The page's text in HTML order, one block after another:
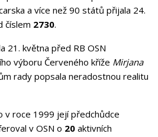
a více než 90 států přijala 24.
číslem 2730.
21. května před RB OSN
výboru Červeného kříže Mirjana
rady popsala neradostnou realitu
v roce 1999 její předchůdce
v OSN o 20aktivních